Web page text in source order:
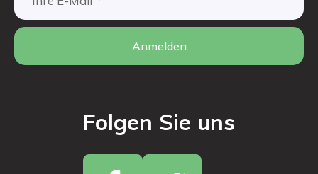
Anmelden
Folgen Sie uns